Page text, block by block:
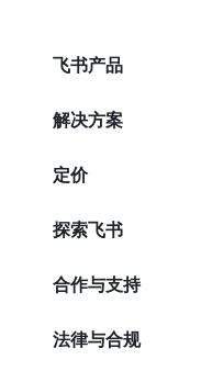
飞书产品
解决方案
定价
探索飞书
合作与支持
法律与合规